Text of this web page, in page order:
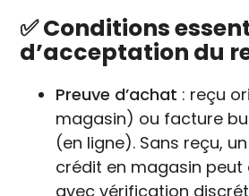
✅ Conditions
d’acceptation du
Preuve d’achat : reçu
magasin) ou facture
(en ligne). Sans reçu,
crédit en magasin peut
avec vérification